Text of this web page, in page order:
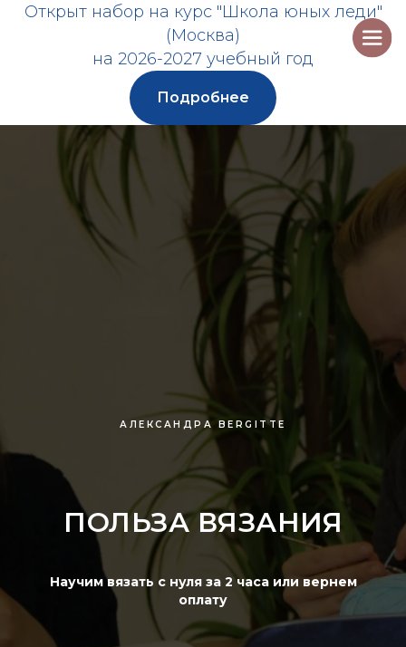
Открыт набор на курс "Школа юных леди"
(Москва)
на 2026-2027 учебный год
Подробнее
АЛЕКСАНДРА BERGITTE
ПОЛЬЗА ВЯЗАНИЯ
Научим вязать с нуля за 2 часа или вернем
оплату